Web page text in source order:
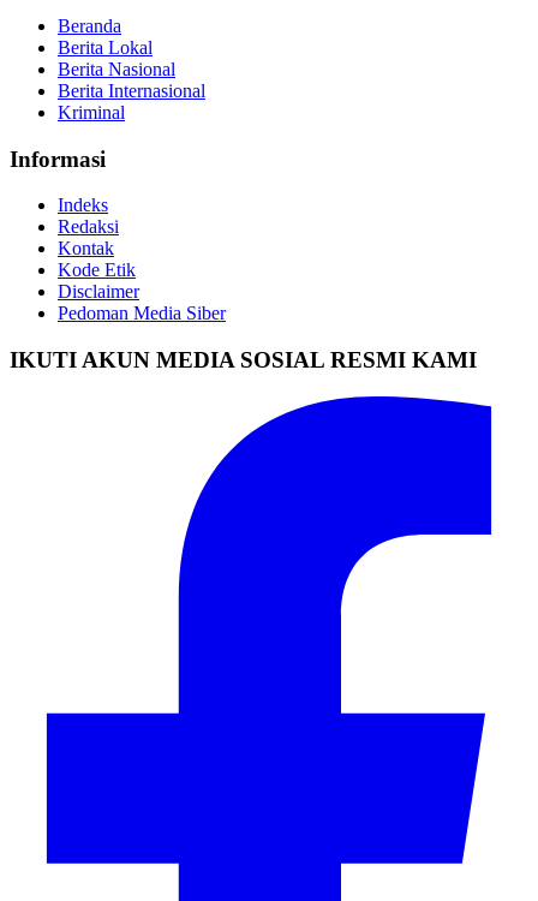
Beranda
Berita Lokal
Berita Nasional
Berita Internasional
Kriminal
Informasi
Indeks
Redaksi
Kontak
Kode Etik
Disclaimer
Pedoman Media Siber
IKUTI AKUN MEDIA SOSIAL RESMI KAMI